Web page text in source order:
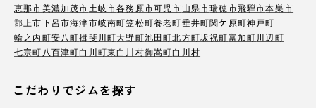
恵那市美濃加茂市土岐市各務原市可児市山県市瑞穂市飛騨市本巣市
郡上市下呂市海津市岐南町笠松町養老町垂井町関ケ原町神戸町
輪之内町安八町揖斐川町大野町池田町北方町坂祝町富加町川辺町
七宗町 八百津町白川町東白川村御嵩町白川村
こだわりでジムを探す